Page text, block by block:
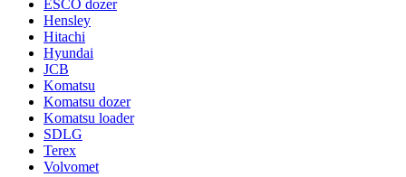
ESCO dozer
Hensley
Hitachi
Hyundai
JCB
Komatsu
Komatsu dozer
Komatsu loader
SDLG
Terex
Volvomet